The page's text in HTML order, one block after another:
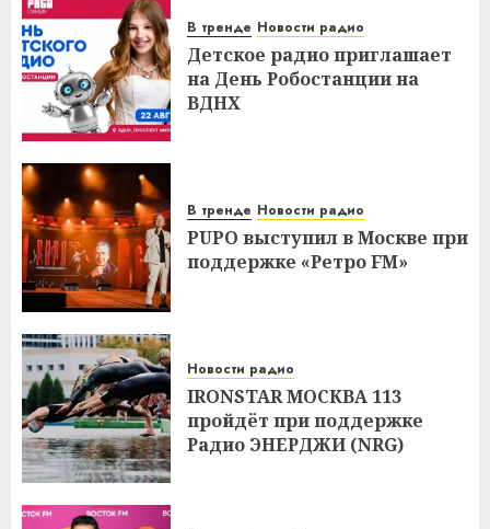
В тренде Новости радио
Детское радио приглашает
на День Робостанции на
ВДНХ
В тренде Новости радио
PUPO выступил в Москве при
поддержке «Ретро FM»
Новости радио
IRONSTAR МОСКВА 113
пройдёт при поддержке
Радио ЭНЕРДЖИ (NRG)